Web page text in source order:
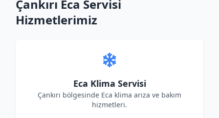
Çankırı Eca Servisi
Hizmetlerimiz
Eca Klima Servisi
Çankırı bölgesinde Eca klima arıza ve bakım
hizmetleri.